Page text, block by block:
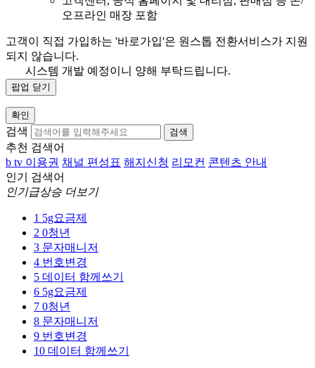
오프라인 매장 포함
고객이 직접 가입하는 '바로가입'은 원스톱 전환서비스가 지원
되지 않습니다.
시스템 개발 예정이니 양해 부탁드립니다.
팝업 닫기
확인
검색 검색
추천 검색어
b tv 이용권 채널 편성표 해지신청 리모컨 콘텐츠 안내
인기 검색어
인기급상승 더보기
1 5g요금제
2 0청년
3 문자매니저
4 번호변경
5 데이터 함께쓰기
6 5g요금제
7 0청년
8 문자매니저
9 번호변경
10 데이터 함께쓰기